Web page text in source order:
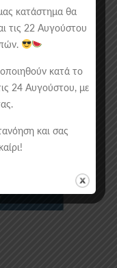
κατάστημα θα
τις 22 Αυγούστου
κατά το
24 Αυγούστου, με
και σας